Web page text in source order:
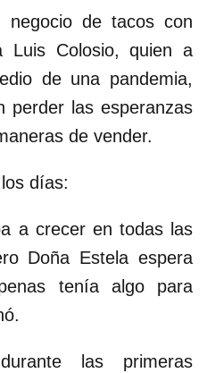
negocio de tacos con
Luis Colosio, quien a
de una pandemia,
perder las esperanzas
de vender.
días:
a crecer en todas las
Doña Estela espera
tenía algo para
las primeras